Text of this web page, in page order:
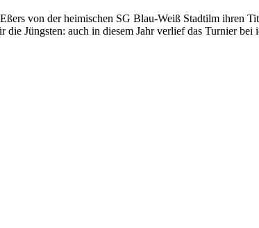
von der heimischen SG Blau-Weiß Stadtilm ihren
Jüngsten: auch in diesem Jahr verlief das Turnier